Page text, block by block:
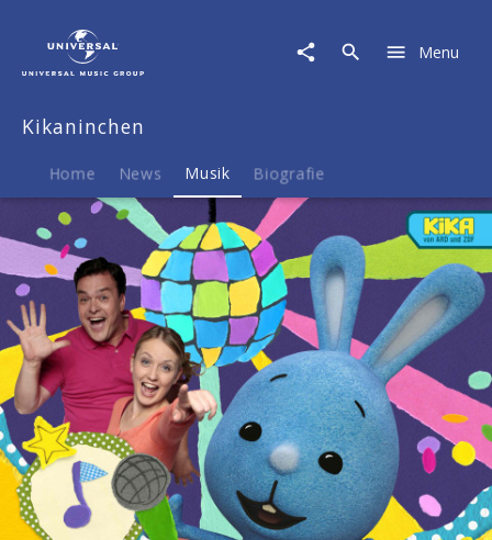
Party
Instrumentals
Menu
Kikaninchen
Home News Musik Biografie